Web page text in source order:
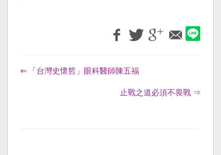
⇐ 「台灣史懷哲」眼科醫師陳五福
止戰之道必須不畏戰 ⇒